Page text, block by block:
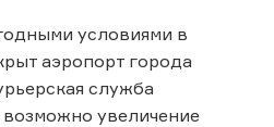
условиями в
аэропорт города
служба
возможно увеличение